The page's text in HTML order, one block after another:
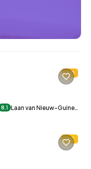
D
8.1 Laan van Nieuw-Guine…
C